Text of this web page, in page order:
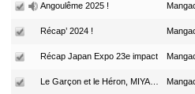
Angoulême 2025 !
Récap’ 2024 !
Récap Japan Expo 23e impact